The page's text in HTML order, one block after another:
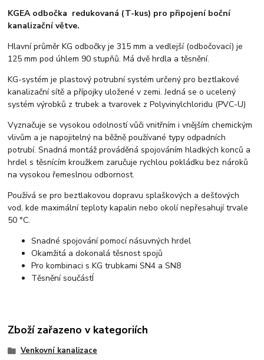
KGEA odbočka redukovaná (T-kus) pro připojení boční
kanalizační větve.
Hlavní průměr KG odbočky je 315 mm a vedlejší (odbočovací) je
125 mm pod úhlem 90 stupňů. Má dvě hrdla a těsnění.
KG-systém je plastový potrubní systém určený pro beztlakové
kanalizační sítě a přípojky uložené v zemi. Jedná se o ucelený
systém výrobků z trubek a tvarovek z Polyvinylchloridu (PVC-U)
Vyznačuje se vysokou odolností vůči vnitřním i vnějším chemickým
vlivům a je napojitelný na běžně používané typy odpadních
potrubí. Snadná montáž prováděná spojováním hladkých konců a
hrdel s těsnícím kroužkem zaručuje rychlou pokládku bez nároků
na vysokou řemeslnou odbornost.
Používá se pro beztlakovou dopravu splaškových a dešťových
vod, kde maximální teploty kapalin nebo okolí nepřesahují trvale
50 °C.
Snadné spojování pomocí násuvných hrdel
Okamžitá a dokonalá těsnost spojů
Pro kombinaci s KG trubkami SN4 a SN8
Těsnění součástÍ
Zboží zařazeno v kategoriích
Venkovní kanalizace